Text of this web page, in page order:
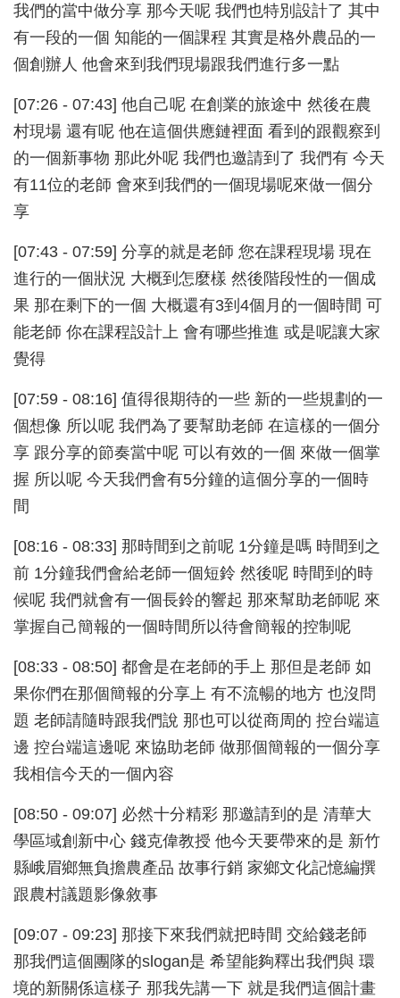
我們的當中做分享 那今天呢 我們也特別設計了 其中
有一段的一個 知能的一個課程 其實是格外農品的一
個創辦人 他會來到我們現場跟我們進行多一點
[07:26 - 07:43] 他自己呢 在創業的旅途中 然後在農
村現場 還有呢 他在這個供應鏈裡面 看到的跟觀察到
的一個新事物 那此外呢 我們也邀請到了 我們有 今天
有11位的老師 會來到我們的一個現場呢來做一個分
享
[07:43 - 07:59] 分享的就是老師 您在課程現場 現在
進行的一個狀況 大概到怎麼樣 然後階段性的一個成
果 那在剩下的一個 大概還有3到4個月的一個時間 可
能老師 你在課程設計上 會有哪些推進 或是呢讓大家
覺得
[07:59 - 08:16] 值得很期待的一些 新的一些規劃的一
個想像 所以呢 我們為了要幫助老師 在這樣的一個分
享 跟分享的節奏當中呢 可以有效的一個 來做一個掌
握 所以呢 今天我們會有5分鐘的這個分享的一個時
間
[08:16 - 08:33] 那時間到之前呢 1分鐘是嗎 時間到之
前 1分鐘我們會給老師一個短鈴 然後呢 時間到的時
候呢 我們就會有一個長鈴的響起 那來幫助老師呢 來
掌握自己簡報的一個時間所以待會簡報的控制呢
[08:33 - 08:50] 都會是在老師的手上 那但是老師 如
果你們在那個簡報的分享上 有不流暢的地方 也沒問
題 老師請隨時跟我們說 那也可以從商周的 控台端這
邊 控台端這邊呢 來協助老師 做那個簡報的一個分享
我相信今天的一個內容
[08:50 - 09:07] 必然十分精彩 那邀請到的是 清華大
學區域創新中心 錢克偉教授 他今天要帶來的是 新竹
縣峨眉鄉無負擔農產品 故事行銷 家鄉文化記憶編撰
跟農村議題影像敘事
[09:07 - 09:23] 那接下來我們就把時間 交給錢老師
那我們這個團隊的slogan是 希望能夠釋出我們與 環
境的新關係這樣子 那我先講一下 就是我們這個計畫